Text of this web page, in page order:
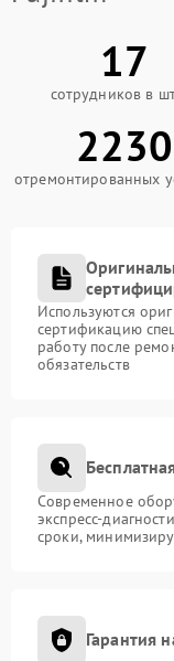
17
сотрудников в
2230
отремонтированных
Используются
сертификацию
работу после
обязательств
Современное
экспресс-
сроки,
Гарантия